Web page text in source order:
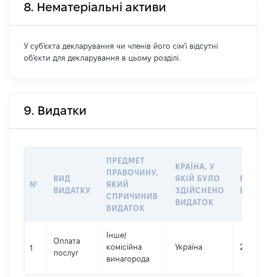
8. Нематеріальні активи
У суб'єкта декларування чи членів його сім'ї відсутні
об'єкти для декларування в цьому розділі.
9. Видатки
№
ВИД
ВИДАТКУ
ПРЕДМЕТ
ПРАВОЧИНУ,
ЯКИЙ
СПРИЧИНИВ
ВИДАТОК
КРАЇНА, У
ЯКІЙ БУЛО
ЗДІЙСНЕНО
ВИДАТОК
1
Оплата
послуг
Інше/
комісійна
винагорода
Україна